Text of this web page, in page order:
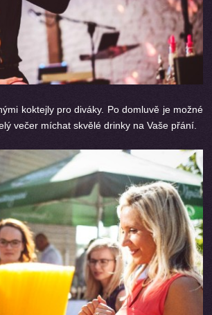
koktejly pro diváky. Po domluvě je možné
večer míchat skvělé drinky na Vaše přání.